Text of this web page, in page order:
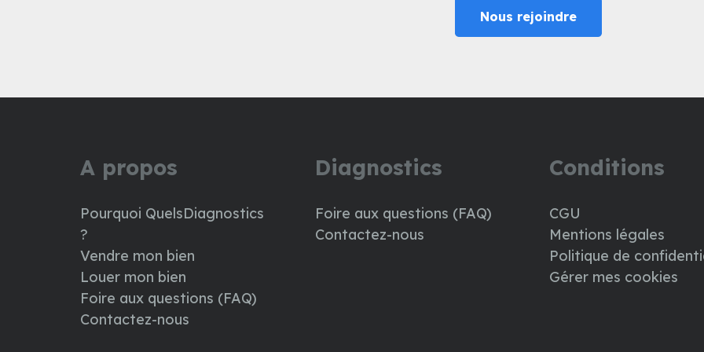
Nous rejoindre
A propos
Pourquoi QuelsDiagnostics
?
Vendre mon bien
Louer mon bien
Foire aux questions (FAQ)
Contactez-nous
Diagnostics
Foire aux questions (FAQ)
Contactez-nous
Conditions
CGU
Mentions légales
Politique de
Gérer mes cookies